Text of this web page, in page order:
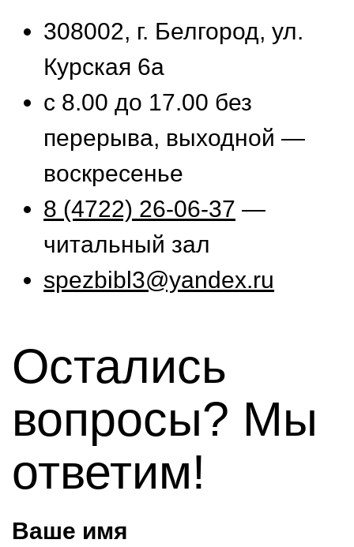
308002, г. Белгород, ул.
Курская 6а
с 8.00 до 17.00 без
перерыва, выходной —
воскресенье
8 (4722) 26-06-37 —
читальный зал
spezbibl3@yandex.ru
Остались
вопросы? Мы
ответим!
Ваше имя